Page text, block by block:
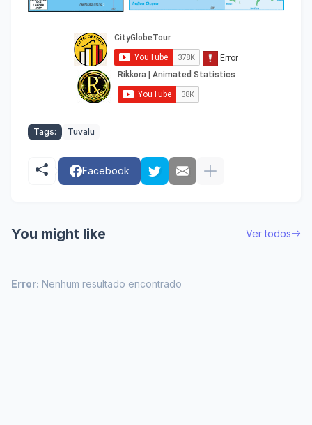
Tags: Tuvalu
Facebook
You might like Ver todos
Error: Nenhum resultado encontrado